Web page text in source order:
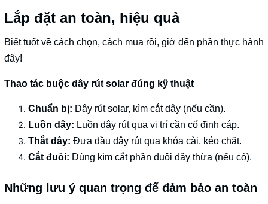
Lắp đặt an toàn, hiệu quả
Biết tuốt về cách chọn, cách mua rồi, giờ đến phần thực hành
đây!
Thao tác buộc dây rút solar đúng kỹ thuật
Chuẩn bị: Dây rút solar, kìm cắt dây (nếu cần).
Luồn dây: Luồn dây rút qua vị trí cần cố định cáp.
Thắt dây: Đưa đầu dây rút qua khóa cài, kéo chặt.
Cắt đuôi: Dùng kìm cắt phần đuôi dây thừa (nếu có).
Những lưu ý quan trọng để đảm bảo an toàn